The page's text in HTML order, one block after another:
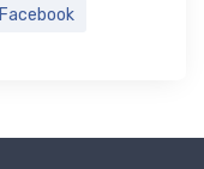
Facebook